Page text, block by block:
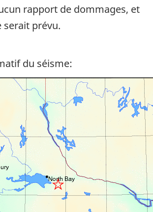
rapport de dommages, et
serait prévu.
du séisme: